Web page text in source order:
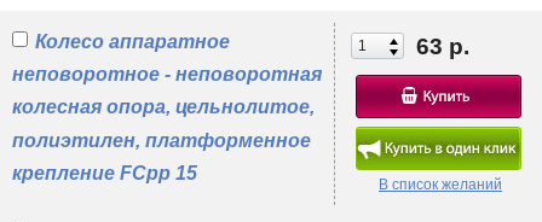
63 р.
В список желаний
Колесо аппаратное
неповоротное - неповоротная
колесная опора, цельнолитое,
полиэтилен, платформенное
крепление FCpp 15